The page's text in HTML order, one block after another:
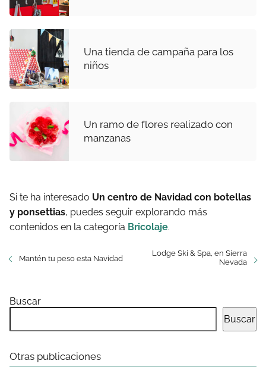
Una tienda de campaña para los
niños
Un ramo de flores realizado con
manzanas
Si te ha interesado Un centro de Navidad con botellas
y ponsettias, puedes seguir explorando más
contenidos en la categoría Bricolaje.
Mantén tu peso esta Navidad
Lodge Ski & Spa, en Sierra
Nevada
Buscar
Buscar
Otras publicaciones